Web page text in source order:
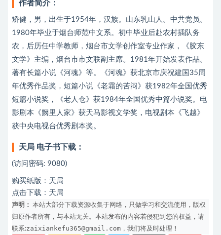
作者简介：
矫健，男，出生于1954年，汉族。山东乳山人。中共党员。
1980年毕业于烟台师范中文系。初中毕业后赴农村插队务
农，后历任中学教师，烟台市文学创作室专业作家，《胶东
文学》主编，烟台市市文联副主席。1981年开始发表作品。
著有长篇小说《河魂》等。《河魂》获北京市庆祝建国35周
年优秀作品奖，短篇小说《老霜的苦闷》获1982年全国优秀
短篇小说奖，《老人仓》获1984年全国优秀中篇小说奖。电
影剧本《阙里人家》获天马影视文学奖，电视剧本《飞越》
获中央电视台优秀剧本奖。
天局 电子书下载：
(访问密码: 9080)
购买纸版： 天局
点击下载： 天局
声明：
本站大部分下载资源收集于网络，只做学习和交流使用，版权
归原作者所有，与本站无关。本站发布的内容若侵犯到您的权益，请
联系:zaixiankefu365@gmail.com ，我们将及时处理！